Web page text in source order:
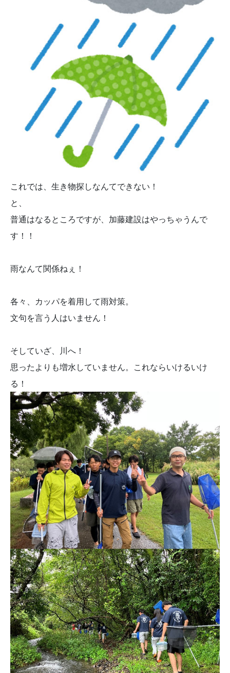
これでは、生き物探しなんてできない！
と、
普通はなるところですが、加藤建設はやっちゃうんで
す！！
雨なんて関係ねぇ！
各々、カッパを着用して雨対策。
文句を言う人はいません！
そしていざ、川へ！
思ったよりも増水していません。これならいけるいけ
る！